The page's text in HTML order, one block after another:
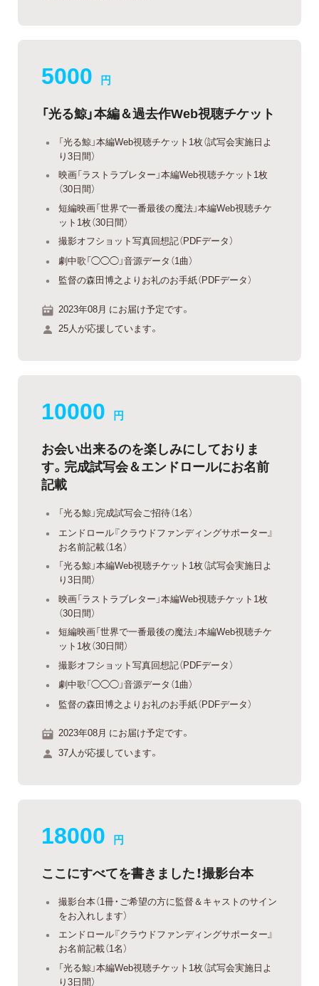
5000 円
「光る鯨」本編＆過去作Web視聴チケット
「光る鯨」本編Web視聴チケット1枚（試写会実施日よ
り3日間）
映画「ラストラブレター」本編Web視聴チケット1枚
（30日間）
短編映画「世界で一番最後の魔法」本編Web視聴チケ
ット1枚（30日間）
撮影オフショット写真回想記（PDFデータ）
劇中歌「◯◯◯」音源データ（1曲）
監督の森田博之よりお礼のお手紙（PDFデータ）
2023年08月 にお届け予定です。
25人が応援しています。
10000 円
お会い出来るのを楽しみにしておりま
す。完成試写会＆エンドロールにお名前
記載
「光る鯨」完成試写会ご招待（1名）
エンドロール『クラウドファンディングサポーター』
お名前記載（1名）
「光る鯨」本編Web視聴チケット1枚（試写会実施日よ
り3日間）
映画「ラストラブレター」本編Web視聴チケット1枚
（30日間）
短編映画「世界で一番最後の魔法」本編Web視聴チケ
ット1枚（30日間）
撮影オフショット写真回想記（PDFデータ）
劇中歌「◯◯◯」音源データ（1曲）
監督の森田博之よりお礼のお手紙（PDFデータ）
2023年08月 にお届け予定です。
37人が応援しています。
18000 円
ここにすべてを書きました！撮影台本
撮影台本（1冊・ご希望の方に監督＆キャストのサイン
をお入れします）
エンドロール『クラウドファンディングサポーター』
お名前記載（1名）
「光る鯨」本編Web視聴チケット1枚（試写会実施日よ
り3日間）